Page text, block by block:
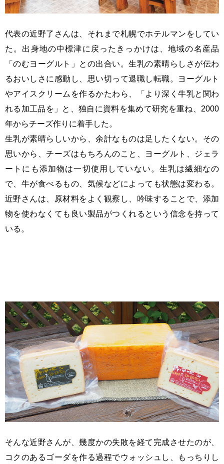
代表の近野了さんは、それまで札幌でホテルマンをしてい
た。出身地の中標津に戻ったきっかけは、地域の名産品
「のむヨーグルト」との出合い。生乳の素晴らしさが伝わ
るおいしさに感動し、思い切って退職し転職。ヨーグルト
やアイスクリームを作るかたわら、「より深く牛乳と関わ
れる加工品を」と、独自に資料を集めて研究を重ね、2000
年からチーズ作りに着手した。
生乳が素晴らしいから、余計なものは足したくない。その
思いから、チーズはもちろんのこと、ヨーグルト、ジェラ
ートにも添加物は一切使用していない。生乳は繊細なの
で、牛が食べるもの、気候などによっても状態は変わる。
近野さんは、原材料をよく観察し、吟味することで、添加
物を使わなくても良い製品がつくれるという信念を持って
いる。
そんな近野さんが、幾度かの失敗を経て完成させたのが、
コクのあるゴーダを作る過程でウォッシュし、もっちりし